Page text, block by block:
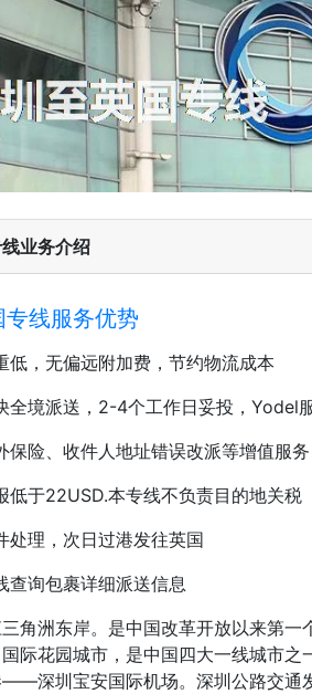
业务介绍
线服务优势
低，无偏远附加费，节约物流成本
全境派送，2-4个工作日妥投， Yodel
保险、收件人地址错误改派等增值服务
低于22USD.本专线不负责目的地关税
处理，次日过港发往英国
查询包裹详细派送信息
角洲东岸。是中国改革开放以来第
际花园城市，是中国四大一线城市
深圳宝安国际机场。深圳公路交通